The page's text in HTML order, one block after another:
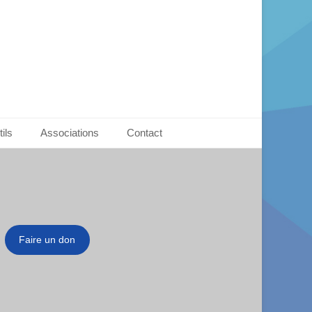
Associations Contact
Faire un don